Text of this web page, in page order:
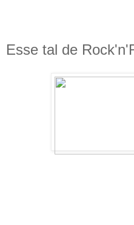
Esse tal de